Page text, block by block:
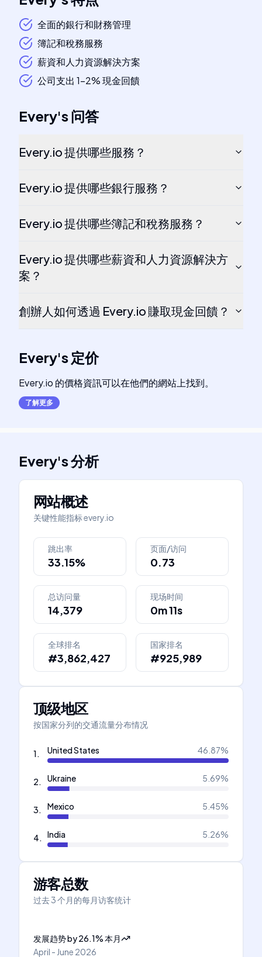
全面的銀行和財務管理
簿記和稅務服務
薪資和人力資源解決方案
公司支出 1-2% 現金回饋
Every's问答
Every.io 提供哪些服務？
Every.io 提供哪些銀行服務？
Every.io 提供哪些簿記和稅務服務？
Every.io 提供哪些薪資和人力資源解決方
案？
創辦人如何透過 Every.io 賺取現金回饋？
Every's 定价
Every.io 的價格資訊可以在他們的網站上找到。
了解更多
Every's分析
网站概述
关键性能指标every.io
跳出率
33.15%
页面/访问
0.73
总访问量
14,379
现场时间
0m 11s
全球排名
#3,862,427
国家排名
#925,989
顶级地区
按国家分列的交通流量分布情况
1. United States 46.87%
2. Ukraine 5.69%
3. Mexico 5.45%
4. India 5.26%
游客总数
过去 3 个月的每月访客统计
发展趋势by26.1%本月
April - June 2026